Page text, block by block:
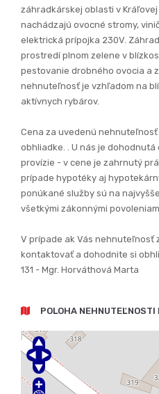
záhradkárskej oblasti v
nachádzajú ovocné stromy,
elektrická prípojka 230V.
prostredí plnom zelene v
pestovanie drobného ovocia a
nehnuteľnosť je vzhľadom na
aktívnych rybárov.
Cena za uvedenú
obhliadke. . U nás je
provízie - v cene je zahrnutý
prípade hypotéky aj
ponúkané služby sú na
všetkými zákonnými
V prípade ak Vás nehnuteľnosť
kontaktovať a dohodnite si
131 - Mgr. Horváthová Marta
POLOHA NEHNUTEĽNOSTI